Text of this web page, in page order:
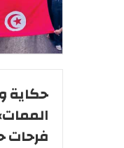
حكاية
فرحات